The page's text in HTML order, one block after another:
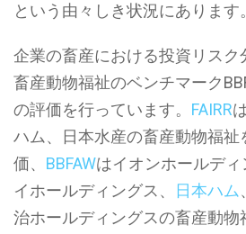
という由々しき状況にあります。
企業の畜産における投資リスク
畜産動物福祉のベンチマーク
の評価を行っています。 FAIRR
ハム、日本水産の畜産動物福
価、 BBFAWはイオンホールデ
イホールディングス、
日本ハム
治ホールディングスの畜産動物